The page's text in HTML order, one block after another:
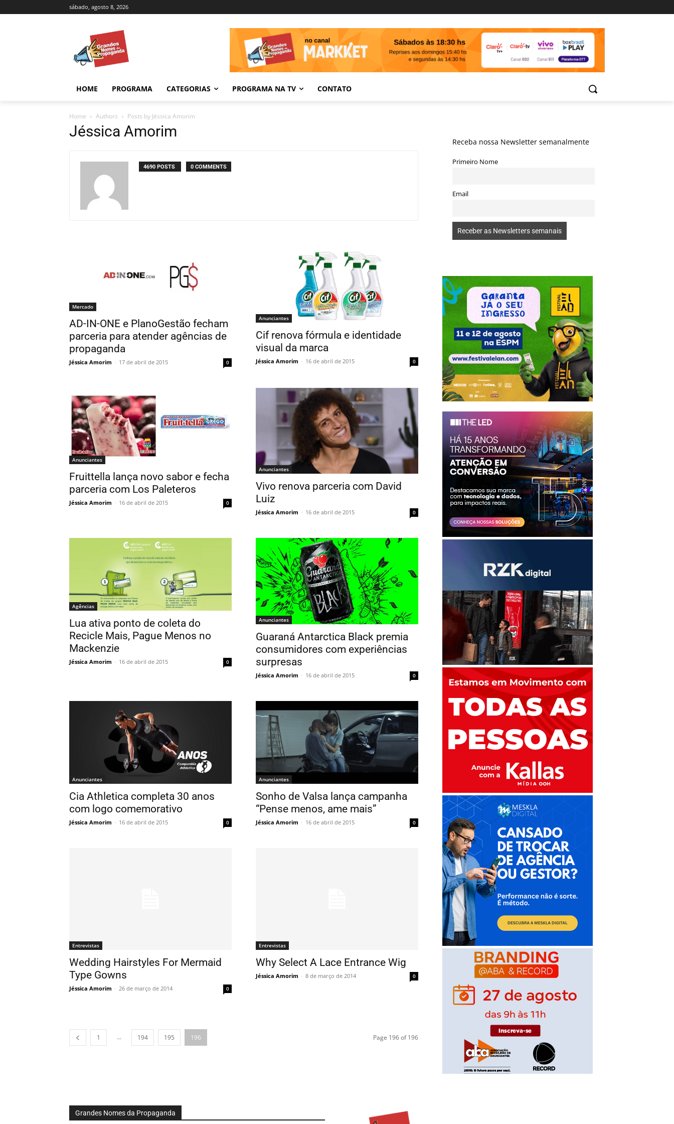
sábado, agosto 8, 2026
HOME PROGRAMA CATEGORIAS PROGRAMA NA TV CONTATO
Home Authors Posts by Jéssica Amorim
Jéssica Amorim
4690 POSTS 0 COMMENTS
Mercado
AD-IN-ONE e PlanoGestão fecham
parceria para atender agências de
propaganda
Jéssica Amorim - 17 de abril de 2015 0
Anunciantes
Cif renova fórmula e identidade
visual da marca
Jéssica Amorim - 16 de abril de 2015 0
Anunciantes
Fruittella lança novo sabor e fecha
parceria com Los Paleteros
Jéssica Amorim - 16 de abril de 2015 0
Anunciantes
Vivo renova parceria com David
Luiz
Jéssica Amorim - 16 de abril de 2015 0
Agências
Lua ativa ponto de coleta do
Recicle Mais, Pague Menos no
Mackenzie
Jéssica Amorim - 16 de abril de 2015 0
Anunciantes
Guaraná Antarctica Black premia
consumidores com experiências
surpresas
Jéssica Amorim - 16 de abril de 2015 0
Anunciantes
Cia Athletica completa 30 anos
com logo comemorativo
Jéssica Amorim - 16 de abril de 2015 0
Anunciantes
Sonho de Valsa lança campanha
“Pense menos, ame mais”
Jéssica Amorim - 16 de abril de 2015 0
Entrevistas
Wedding Hairstyles For Mermaid
Type Gowns
Jéssica Amorim - 26 de março de 2014 0
Entrevistas
Why Select A Lace Entrance Wig
Jéssica Amorim - 8 de março de 2014 0
1 ... 194 195 196 Page 196 of 196
Receba nossa Newsletter semanalmente
Primeiro Nome
Email
Grandes Nomes da Propaganda